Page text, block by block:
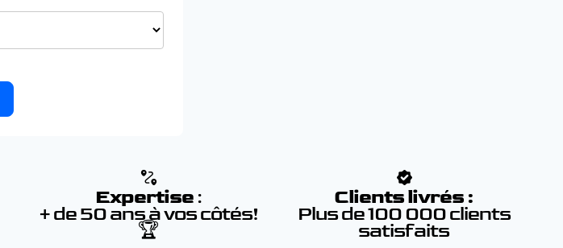
Expertise :
+ de 50 ans à vos côtés!
🏆
Clients livrés :
Plus de 100 000 clients
satisfaits